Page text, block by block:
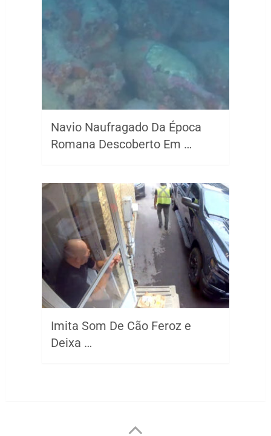
Navio Naufragado Da Época
Romana Descoberto Em …
Imita Som De Cão Feroz e
Deixa …